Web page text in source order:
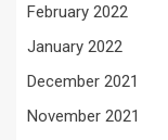
February 2022
January 2022
December 2021
November 2021